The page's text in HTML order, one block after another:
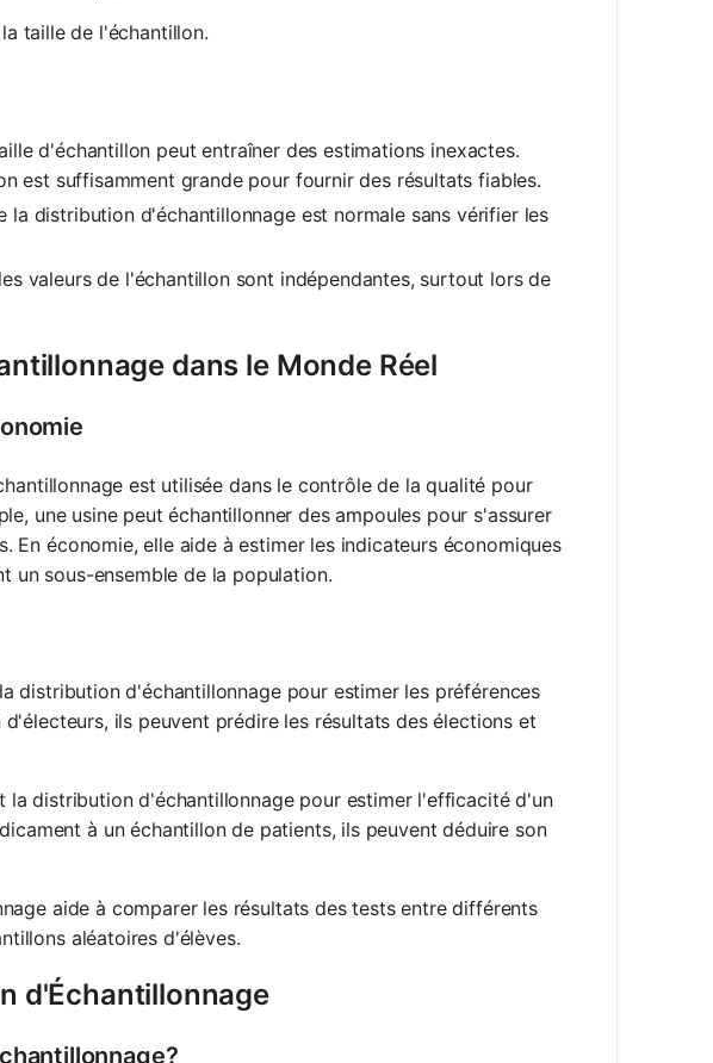
taille de l'échantillon.
d'échantillon peut entraîner des estimations inexactes.
est suffisamment grande pour fournir des résultats fiables.
la distribution d'échantillonnage est normale sans vérifier les
valeurs de l'échantillon sont indépendantes, surtout lors de
dans le Monde Réel
est utilisée dans le contrôle de la qualité pour
une usine peut échantillonner des ampoules pour s'assurer
En économie, elle aide à estimer les indicateurs économiques
un sous-ensemble de la population.
distribution d'échantillonnage pour estimer les préférences
ils peuvent prédire les résultats des élections et
la distribution d'échantillonnage pour estimer l'efficacité d'un
à un échantillon de patients, ils peuvent déduire son
aide à comparer les résultats des tests entre différents
aléatoires d'élèves.
d'Échantillonnage